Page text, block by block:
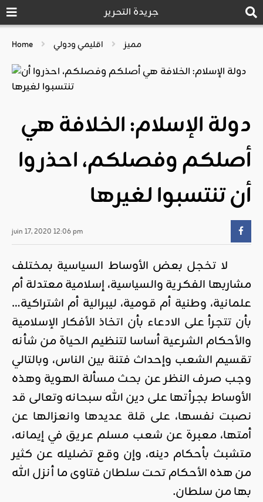
جريدة التحرير
Home مميز اقليمي ودولي
دولة الإسلام: الخلافة هي
أصلكم وفصلكم، احذروا
أن تنتسبوا لغيرها
juin 17, 2020 12:06 pm
لا تخجل بعض الأوساط السياسية بمختلف
مشاربها الفكرية والسياسية، إسلامية معتدلة أم
علمانية، وطنية أم قومية، ليبرالية أم اشتراكية…
بأن تتجرأ على الادعاء بأن اتخاذ الأفكار الإسلامية
والأحكام الشرعية أساسا لتنظيم الحياة من شأنه
تقسيم الشعب وإحداث فتنة بين الناس، وبالتالي
وجب صرف النظر عن بحث مسألة الهوية وهذه
الأوساط بجرأتها على دين الله سبحانه وتعالى قد
نصبت نفسها، على قلة عديدها وانعزالها عن
أمتها، معبرة عن شعب مسلم عريق في إيمانه،
متشبث بأحكام دينه، وإن وقع تضليله عن كثير
من هذه الأحكام تحت سلطان فتاوى ما أنزل الله
بها من سلطان.